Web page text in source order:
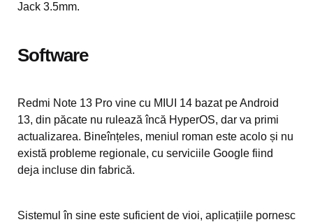
Jack 3.5mm.
Software
Redmi Note 13 Pro vine cu MIUI 14 bazat pe Android
13, din păcate nu rulează încă HyperOS, dar va primi
actualizarea. Bineînțeles, meniul roman este acolo și nu
există probleme regionale, cu serviciile Google fiind
deja incluse din fabrică.
Sistemul în sine este suficient de vioi, aplicațiile pornesc